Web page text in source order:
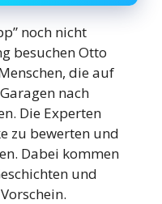
noch nicht
besuchen Otto
die auf
nach
Die Experten
zu bewerten und
Dabei kommen
und